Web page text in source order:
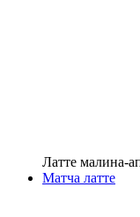
Латте малина-
Матча латте